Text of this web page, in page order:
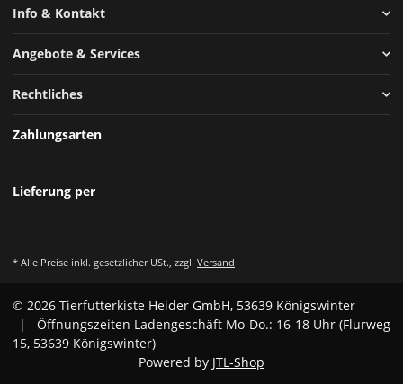
Info & Kontakt
Angebote & Services
Rechtliches
Zahlungsarten
Lieferung per
* Alle Preise inkl. gesetzlicher USt., zzgl. Versand
© 2026 Tierfutterkiste Heider GmbH, 53639 Königswinter
| Öffnungszeiten Ladengeschäft Mo-Do.: 16-18 Uhr (Flurweg
15, 53639 Königswinter)
Powered by JTL-Shop